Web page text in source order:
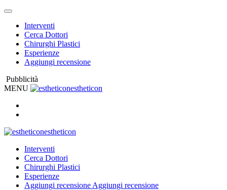
Interventi
Cerca Dottori
Chirurghi Plastici
Esperienze
Aggiungi recensione
Pubblicità
MENU
estheticon
estheticon
Interventi
Cerca Dottori
Chirurghi Plastici
Esperienze
Aggiungi recensione Aggiungi recensione